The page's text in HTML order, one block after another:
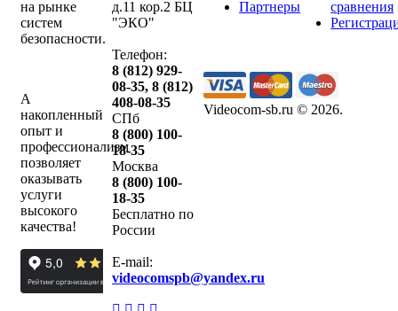
на рынке
систем
безопасности.
А
накопленный
опыт и
профессионализм
позволяет
оказывать
услуги
высокого
качества!
д.11 кор.2 БЦ
"ЭКО"
Телефон:
8 (812) 929-
08-35,8 (812)
408-08-35
СПб
8 (800) 100-
18-35
Москва
8 (800) 100-
18-35
Бесплатно по
России
E-mail:
videocomspb@yandex.ru
Партнеры
сравнения
Videocom-sb.ru © 2026.